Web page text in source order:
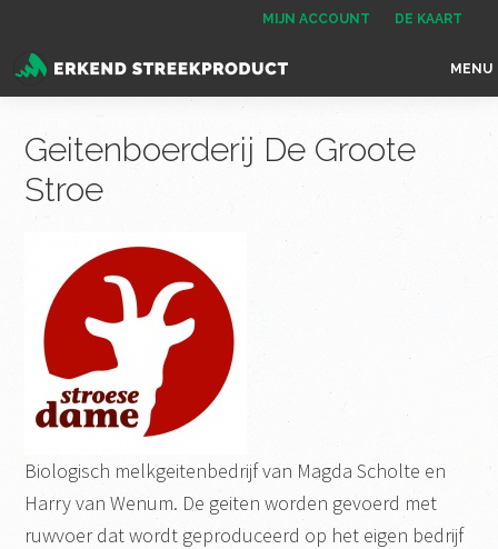
naar
de
naar
de
inhoud
naar
de
MIJN ACCOUNT DE KAART
Erkend
het
enige
onafhankelijke
landelijke
streekproducten
MENU
Geitenboerderij De Groote
Stroe
Biologisch melkgeitenbedrijf van Magda Scholte en
Harry van Wenum. De geiten worden gevoerd met
ruwvoer dat wordt geproduceerd op het eigen bedrijf